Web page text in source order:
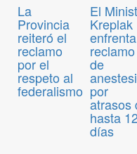
La
Provincia
reiteró el
reclamo
por el
respeto al
federalismo
El
Kreplak
enfrenta
reclamo
de
por
atrasos
hasta
días